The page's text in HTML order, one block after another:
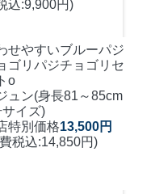
込:9,900円)
せやすいブルーパジ
ゴリ パジチョゴリセ
o
ュン(身長81～85cm
サイズ)
特別価格13,500円
税込:14,850円)